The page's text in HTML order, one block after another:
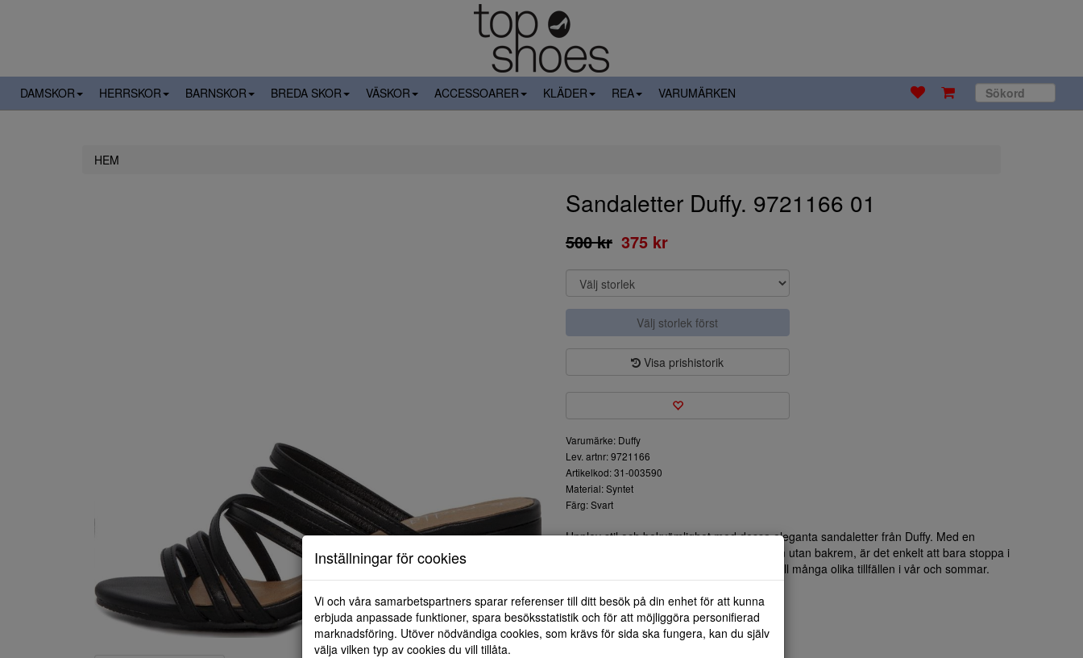
DAMSKOR HERRSKOR BARNSKOR BREDA SKOR VÄSKOR ACCESSOARER KLÄDER REA VARUMÄRKEN
HEM
Sandaletter Duffy. 9721166 01
500 kr 375 kr
Välj storlek först
Visa prishistorik
Varumärke: Duffy
Lev. artnr: 9721166
Artikelkod: 31-003590
Material: Syntet
Färg: Svart
Upplev stil och bekvämlighet med dessa eleganta sandaletter från Duffy. Med en
klackhöjd på 60 mm och en praktisk design utan bakrem, är det enkelt att bara stoppa i
foten och ge sig iväg. Kommer passa bra till många olika tillfällen i vår och sommar.
Inställningar för cookies
Vi och våra samarbetspartners sparar referenser till ditt besök på din enhet för att kunna
erbjuda anpassade funktioner, spara besöksstatistik och för att möjliggöra personifierad
marknadsföring. Utöver nödvändiga cookies, som krävs för sida ska fungera, kan du själv
välja vilken typ av cookies du vill tillåta.